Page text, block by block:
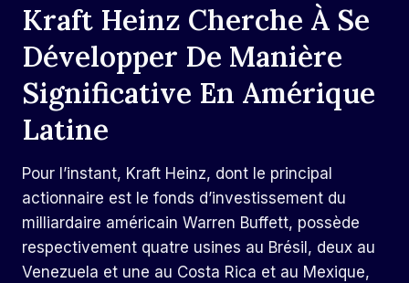
Kraft Heinz Cherche À Se
Développer De Manière
Significative En Amérique
Latine
Pour l’instant, Kraft Heinz, dont le principal
actionnaire est le fonds d’investissement du
milliardaire américain Warren Buffett, possède
respectivement quatre usines au Brésil, deux au
Venezuela et une au Costa Rica et au Mexique,